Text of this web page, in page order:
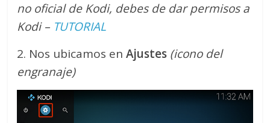
no oficial de Kodi, debes de dar permisos a
Kodi – TUTORIAL
2. Nos ubicamos enAjustes (icono del
engranaje)